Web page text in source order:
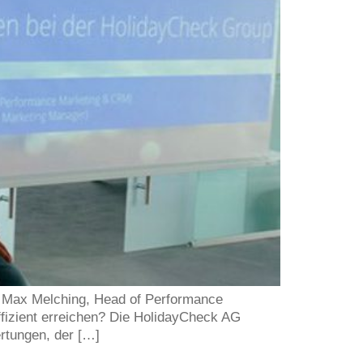
Melching, Head of Performance
erreichen? Die HolidayCheck AG
der […]